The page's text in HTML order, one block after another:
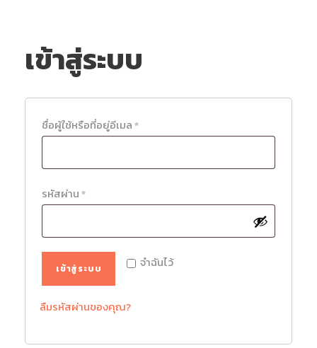
เข้าสู่ระบบ
ชื่อผู้ใช้หรือที่อยู่อีเมล*ต้
ง
า
รหัสผ่าน*ต้
ง
ก
จำฉันไว้
เข้าสู่ระบบ
ลืมรหัสผ่านของคุณ?